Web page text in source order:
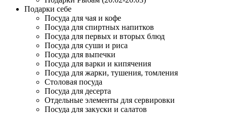
Подарки себе
Посуда для чая и кофе
Посуда для спиртных напитков
Посуда для первых и вторых блюд
Посуда для суши и риса
Посуда для выпечки
Посуда для варки и кипячения
Посуда для жарки, тушения, томления
Столовая посуда
Посуда для десерта
Отдельные элементы для сервировки
Посуда для закуски и салатов